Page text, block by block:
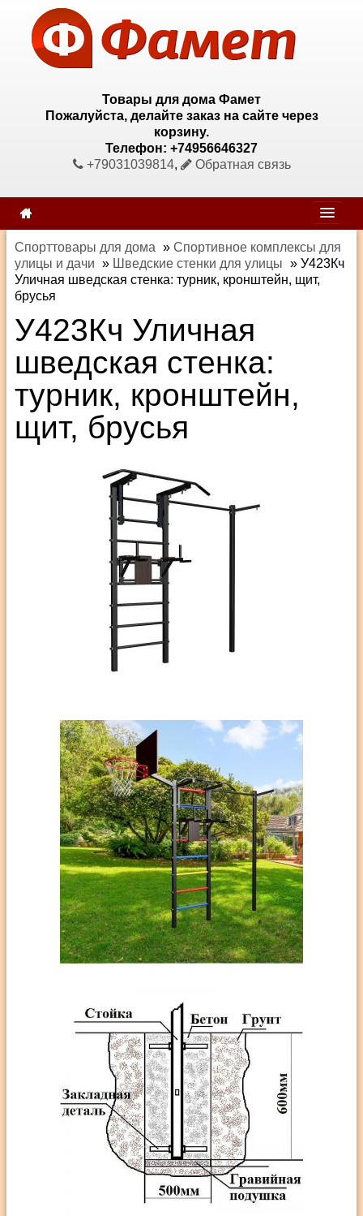
Товары для дома Фамет
Пожалуйста, делайте заказ на сайте через
корзину.
Телефон: +74956646327
+79031039814, Обратная связь
Спорттовары для дома » Спортивное комплексы для
улицы и дачи » Шведские стенки для улицы » У423Кч
Уличная шведская стенка: турник, кронштейн, щит,
брусья
У423Кч Уличная
шведская стенка:
турник, кронштейн,
щит, брусья